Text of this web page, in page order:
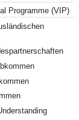
Programme (VIP)